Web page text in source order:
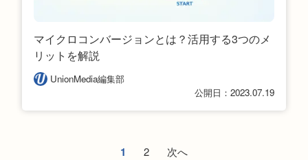
マイクロコンバージョンとは？活用する3つのメ
リットを解説
UnionMedia編集部
公開日：2023.07.19
1 2 次へ